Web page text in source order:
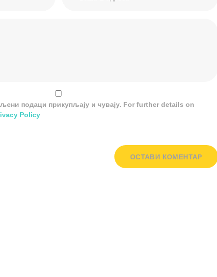
подаци прикупљају и чувају. For further details on
Policy